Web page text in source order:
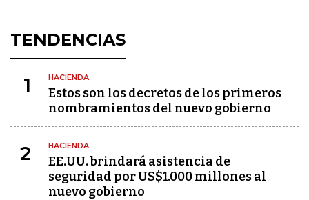
TENDENCIAS
1 HACIENDA
Estos son los decretos de los primeros
nombramientos del nuevo gobierno
2 HACIENDA
EE.UU. brindará asistencia de
seguridad por US$1.000 millones al
nuevo gobierno